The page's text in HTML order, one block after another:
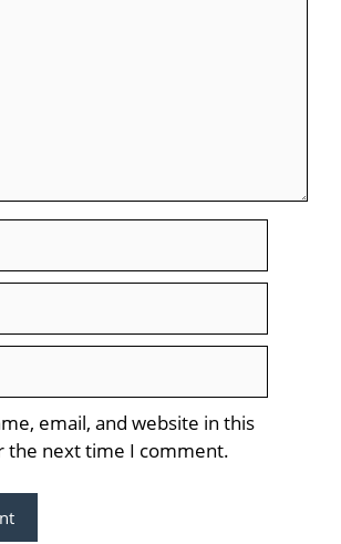
email, and website in this
the next time I comment.